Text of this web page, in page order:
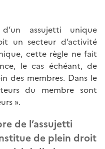
assujetti unique
un secteur d’activité
cette règle ne fait
le cas échéant, de
des membres. Dans le
du membre sont
».
de l’assujetti
de plein droit